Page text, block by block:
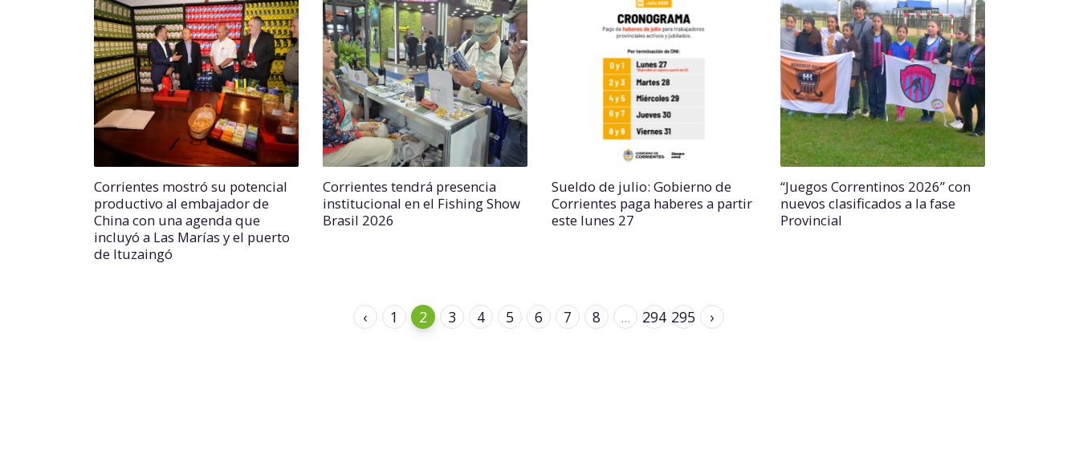
Corrientes mostró su potencial
productivo al embajador de
China con una agenda que
incluyó a Las Marías y el puerto
de Ituzaingó
Corrientes tendrá presencia
institucional en el Fishing Show
Brasil 2026
Sueldo de julio: Gobierno de
Corrientes paga haberes a partir
este lunes 27
“Juegos Correntinos 2026” con
nuevos clasificados a la fase
Provincial
‹ 1 2 3 4 5 6 7 8 ... 294 295 ›